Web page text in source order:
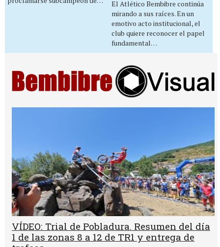
El Atlético Bembibre continúa
mirando a sus raíces. En un
emotivo acto institucional, el
club quiere reconocer el papel
fundamental…
VÍDEO: Trial de Pobladura. Resumen del día
1 de las zonas 8 a 12 de TR1 y entrega de